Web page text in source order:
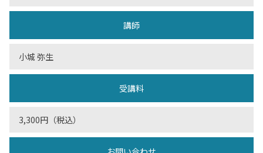
講師
小城 弥生
受講料
3,300円（税込）